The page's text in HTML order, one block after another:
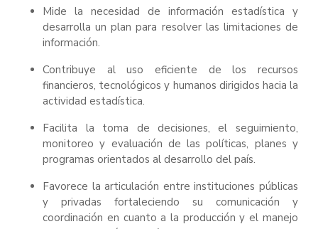
Mide la necesidad de información estadística y
desarrolla un plan para resolver las limitaciones de
información.
Contribuye al uso eficiente de los recursos
financieros, tecnológicos y humanos dirigidos hacia la
actividad estadística.
Facilita la toma de decisiones, el seguimiento,
monitoreo y evaluación de las políticas, planes y
programas orientados al desarrollo del país.
Favorece la articulación entre instituciones públicas
y privadas fortaleciendo su comunicación y
coordinación en cuanto a la producción y el manejo